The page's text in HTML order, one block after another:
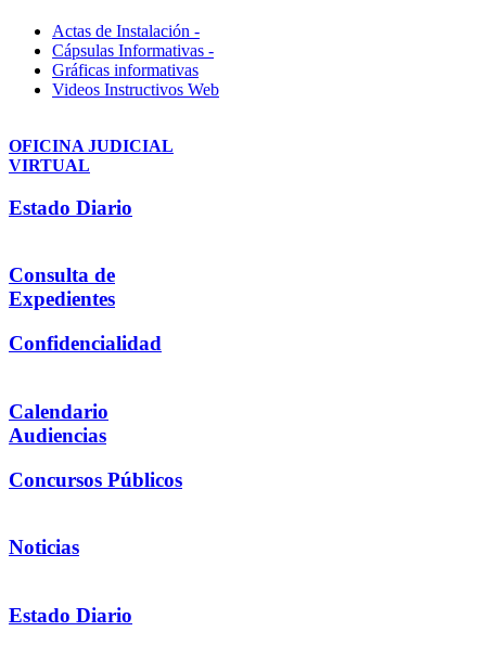
Actas de Instalación -
Cápsulas Informativas -
Gráficas informativas
Videos Instructivos Web
OFICINA JUDICIAL
VIRTUAL
Estado Diario
Consulta de
Expedientes
Confidencialidad
Calendario
Audiencias
Concursos Públicos
Noticias
Estado Diario